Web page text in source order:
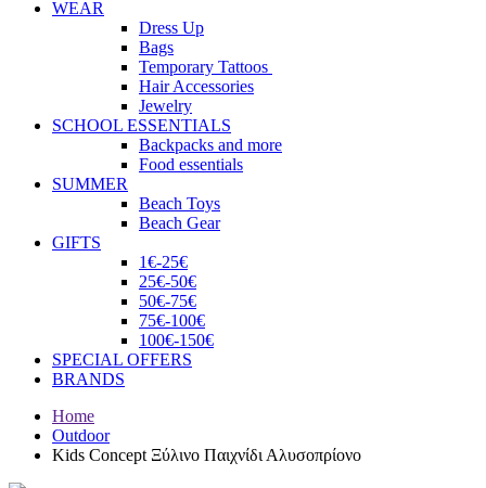
WEAR
Dress Up
Bags
Temporary Tattoos
Hair Accessories
Jewelry
SCHOOL ESSENTIALS
Backpacks and more
Food essentials
SUMMER
Beach Toys
Beach Gear
GIFTS
1€-25€
25€-50€
50€-75€
75€-100€
100€-150€
SPECIAL OFFERS
BRANDS
Home
Outdoor
Kids Concept Ξύλινο Παιχνίδι Αλυσοπρίονο